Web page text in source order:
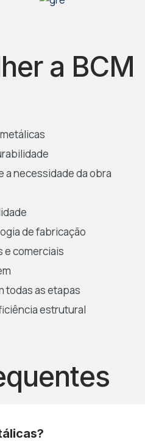
a BCM
necessidade da obra
de fabricação
e comerciais
todas as etapas
estrutural